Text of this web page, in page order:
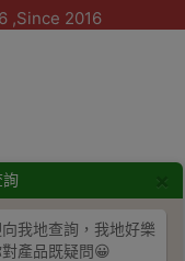
我地查詢，我地好樂
產品既疑問😀
,Since 2016